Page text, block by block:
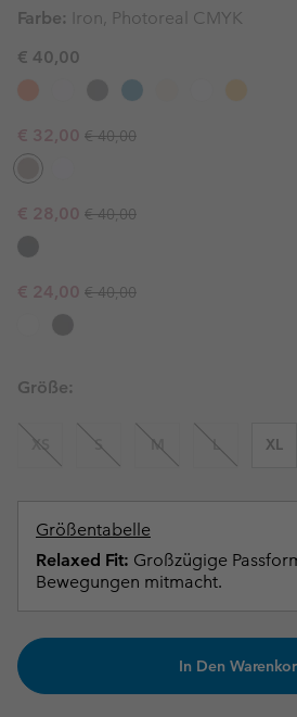
Farbe:
Iron, Photoreal CMYK
€ 40,00
Sale price:
€ 32,00 Regular price:
€ 40,00
Sale price:
€ 28,00 Regular price:
€ 40,00
Sale price:
€ 24,00 Regular price:
€ 40,00
Größe:
XS S M L XL
Größentabelle
Relaxed Fit: Großzügige
Bewegungen mitmacht.
In Den